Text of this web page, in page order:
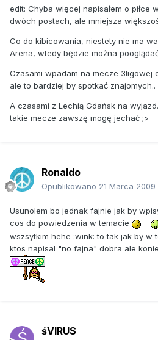
edit: Chyba więcej napisałem o piłce
dwóch postach, ale mniejsza
Co do kibicowania, niestety nie ma
Arena, wtedy będzie można
Czasami wpadam na mecze 3ligowej
ale to bardziej by spotkać znajomych..
A czasami z Lechią Gdańsk na
takie mecze zawszę mogę jechać ;>
Ronaldo
Opublikowano 21 Marca 2009
Usunolem bo jednak fajnie jak by
cos do powiedzenia w temacie
wszsytkim hehe :wink: to tak jak by w
ktos napisal "no fajna" dobra ale
śVIRUS